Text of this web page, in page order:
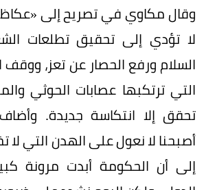
وقال مكاوي في تصريح إلى
لا تؤدي إلى تحقيق تطلعات
السلام ورفع الحصار عن تعز، ووقف
التي ترتكبها عصابات الحوثي
تحقق إلا انتكاسة جديدة.
أصبحنا لا نعول على الهدن التي لا
إلى أن الحكومة أبدت مرونة